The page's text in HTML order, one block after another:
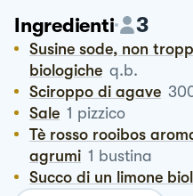
Ingredienti 3
Susine sode, non troppo maturate e
biologiche q.b.
Sciroppo di agave
Sale 1 pizzico
Tè rosso rooibos aromatizzato agli
agrumi 1 bustina
Succo di un limone